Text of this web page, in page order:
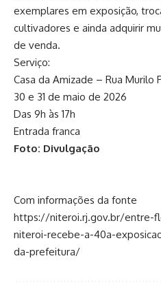
exemplares em exposição,
cultivadores e ainda adquirir
de venda.
Serviço:
Casa da Amizade – Rua Murilo
30 e 31 de maio de 2026
Das 9h às 17h
Entrada franca
Foto: Divulgação
Com informações da fonte
https://niteroi.rj.gov.br/entre-
niteroi-recebe-a-40a-
da-prefeitura/